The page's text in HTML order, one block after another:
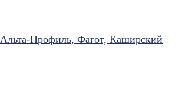
Профиль, Фагот, Каширский